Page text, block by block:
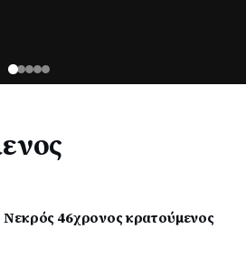
46χρονος κρατούμενος